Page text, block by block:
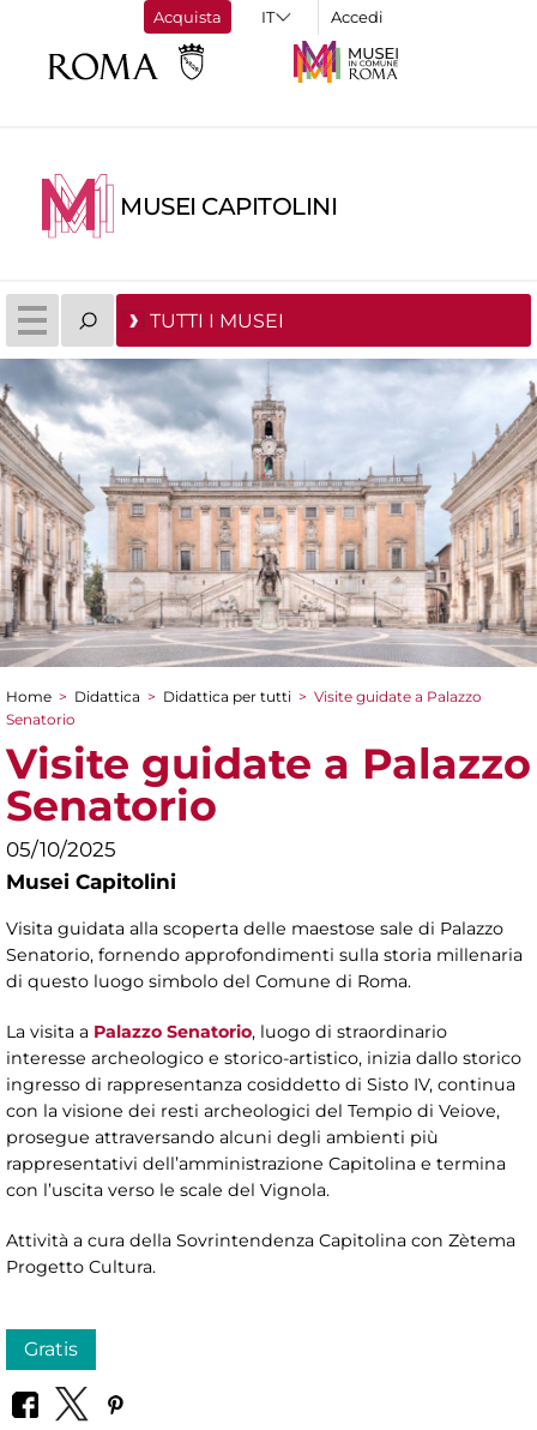
Acquista Accedi
MUSEI CAPITOLINI
TUTTI I MUSEI
Tu sei qui
Home > Didattica > Didattica per tutti > Visite guidate a Palazzo
Senatorio
Visite guidate a Palazzo
Senatorio
05/10/2025
Musei Capitolini
Visita guidata alla scoperta delle maestose sale di Palazzo
Senatorio, fornendo approfondimenti sulla storia millenaria
di questo luogo simbolo del Comune di Roma.
La visita a Palazzo Senatorio, luogo di straordinario
interesse archeologico e storico-artistico, inizia dallo storico
ingresso di rappresentanza cosiddetto di Sisto IV, continua
con la visione dei resti archeologici del Tempio di Veiove,
prosegue attraversando alcuni degli ambienti più
rappresentativi dell’amministrazione Capitolina e termina
con l’uscita verso le scale del Vignola.
Attività a cura della Sovrintendenza Capitolina con Zètema
Progetto Cultura.
Gratis